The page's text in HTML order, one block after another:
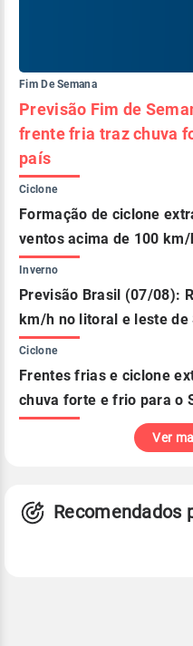
Fim De Semana
Previsão Fim de
frente fria traz chuva
país
Ciclone
Formação de ciclone
ventos acima de 100 km/
Inverno
Previsão Brasil (07/08):
km/h no litoral e leste de
Ciclone
Frentes frias e ciclone
chuva forte e frio para o
Ver
Recomendados